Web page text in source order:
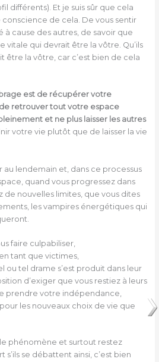
différents). Et je suis sûr que cela
de cela. De vous sentir
cause des autres, de savoir que
vitale qui devrait être la vôtre. Qu’ils
être la vôtre, car c’est bien de cela
est de récupérer votre
retrouver tout votre espace
et ne plus laisser les autres
votre vie plutôt que de laisser la vie
au lendemain et, dans ce processus
quand vous progressez dans
de nouvelles limites, que vous dites
les vampires énergétiques qui
faire culpabiliser,
tant que victimes,
ou tel drame s’est produit dans leur
d’exiger que vous restiez à leurs
prendre votre indépendance,
les nouveaux choix de vie que
phénomène et surtout restez
se débattent ainsi, c’est bien